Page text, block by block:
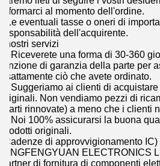
informarci al momento dell'ordine.
4Le eventuali tasse o oneri di
responsabilità dell'acquirente.
I nostri servizi
1. Riceverete una forma di 30-360
funzione di garanzia della parte per
esattamente ciò che avete ordinato.
2. Suggeriamo ai clienti di
originali. Non vendiamo pezzi di
(parti rinnovate) a meno che i clienti
3. Noi 100% assicurarsi la buona
prodotti originali.
(Cadenze di approvvigionamento IC)
QINGFENGYUAN ELECTRONICS
partner di fornitura di componenti